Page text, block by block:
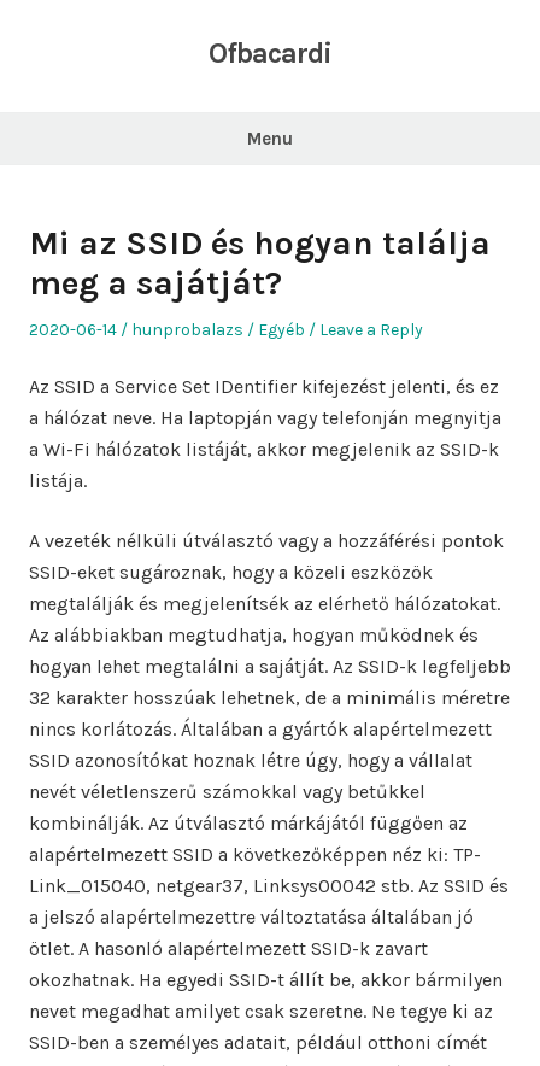
Ofbacardi
Menu
Mi az SSID és hogyan találja
meg a sajátját?
Posted
2020-06-14 Author
hunprobalazs
Posted
Egyéb Leave a Reply
Az SSID a Service Set IDentifier kifejezést jelenti, és ez
a hálózat neve. Ha laptopján vagy telefonján megnyitja
a Wi-Fi hálózatok listáját, akkor megjelenik az SSID-k
listája.
A vezeték nélküli útválasztó vagy a hozzáférési pontok
SSID-eket sugároznak, hogy a közeli eszközök
megtalálják és megjelenítsék az elérhető hálózatokat.
Az alábbiakban megtudhatja, hogyan működnek és
hogyan lehet megtalálni a sajátját. Az SSID-k legfeljebb
32 karakter hosszúak lehetnek, de a minimális méretre
nincs korlátozás. Általában a gyártók alapértelmezett
SSID azonosítókat hoznak létre úgy, hogy a vállalat
nevét véletlenszerű számokkal vagy betűkkel
kombinálják. Az útválasztó márkájától függően az
alapértelmezett SSID a következőképpen néz ki: TP-
Link_015040, netgear37, Linksys00042 stb. Az SSID és
a jelszó alapértelmezettre változtatása általában jó
ötlet. A hasonló alapértelmezett SSID-k zavart
okozhatnak. Ha egyedi SSID-t állít be, akkor bármilyen
nevet megadhat amilyet csak szeretne. Ne tegye ki az
SSID-ben a személyes adatait, például otthoni címét